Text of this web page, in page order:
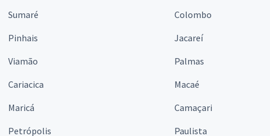
Sumaré
Colombo
Pinhais
Jacareí
Viamão
Palmas
Cariacica
Macaé
Maricá
Camaçari
Petrópolis Paulista